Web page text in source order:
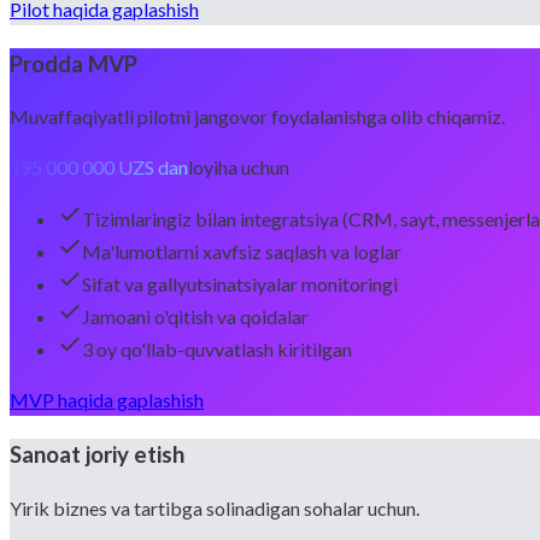
Pilot haqida gaplashish
Prodda MVP
Muvaffaqiyatli pilotni jangovor foydalanishga olib chiqamiz.
195 000 000 UZS danloyiha uchun
Tizimlaringiz bilan integratsiya (CRM, sayt,
Ma'lumotlarni xavfsiz saqlash va loglar
Sifat va gallyutsinatsiyalar monitoringi
Jamoani o'qitish va qoidalar
3 oy qo'llab-quvvatlash kiritilgan
MVP haqida gaplashish
Sanoat joriy etish
Yirik biznes va tartibga solinadigan sohalar uchun.